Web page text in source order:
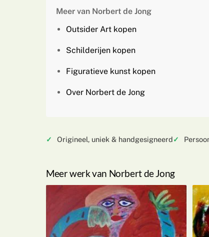
Meer van Norbert de Jong
Outsider Art kopen
Schilderijen kopen
Figuratieve kunst kopen
Over Norbert de Jong
Origineel, uniek & handgesigneerd
Meer werk van Norbert de Jong